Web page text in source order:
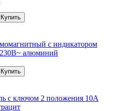
с индикатором
алюминий
с ключом 2 положения 10А